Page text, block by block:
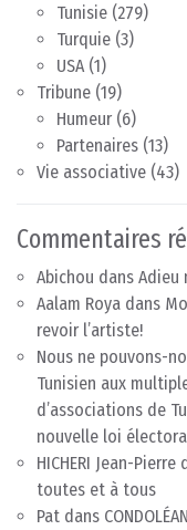
Tunisie (279)
Turquie (3)
USA(1)
Tribune (19)
Humeur (6)
Partenaires (13)
Vie associative (43)
Commentaires
Abichou dans Adieu
Aalam Roya dans
revoir l’artiste!
Nous ne pouvons-
Tunisien aux
d’associations de
nouvelle loi
HICHERI Jean-Pierre
toutes et à tous
Pat dans